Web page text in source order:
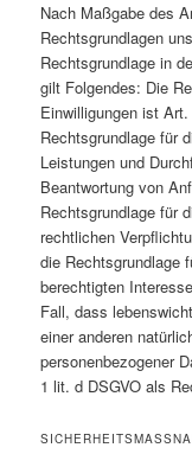
Nach Maßgabe des
Rechtsgrundlagen
Rechtsgrundlage in
gilt Folgendes: Die
Einwilligungen ist
Rechtsgrundlage für
Leistungen und
Beantwortung von
Rechtsgrundlage für
rechtlichen
die Rechtsgrundlage
berechtigten
Fall, dass
einer anderen
personenbezogener
1 lit. d DSGVO als